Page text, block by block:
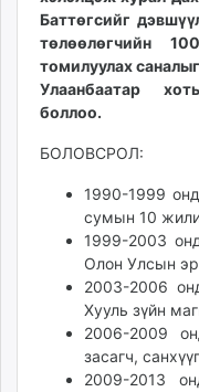
unuudur.mn
isee.mn
mglradio.com
fact.mn
tumen.mn
shuum.mn
times.mn
tvmongolia.mn
mass.mn
unegui.mn
tac.mn
Баттөгсийг
төлөөлөгчийн
томилуулах
Улаанбаатар
боллоо.
БОЛОВСРОЛ:
1990-1999
сумын 10
1999-2003
Олон Улсын
2003-2006
Хууль зүйн
2006-2009
засагч,
2009-2013